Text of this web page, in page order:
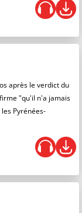
après le verdict du
"qu'il n'a jamais
Pyrénées-